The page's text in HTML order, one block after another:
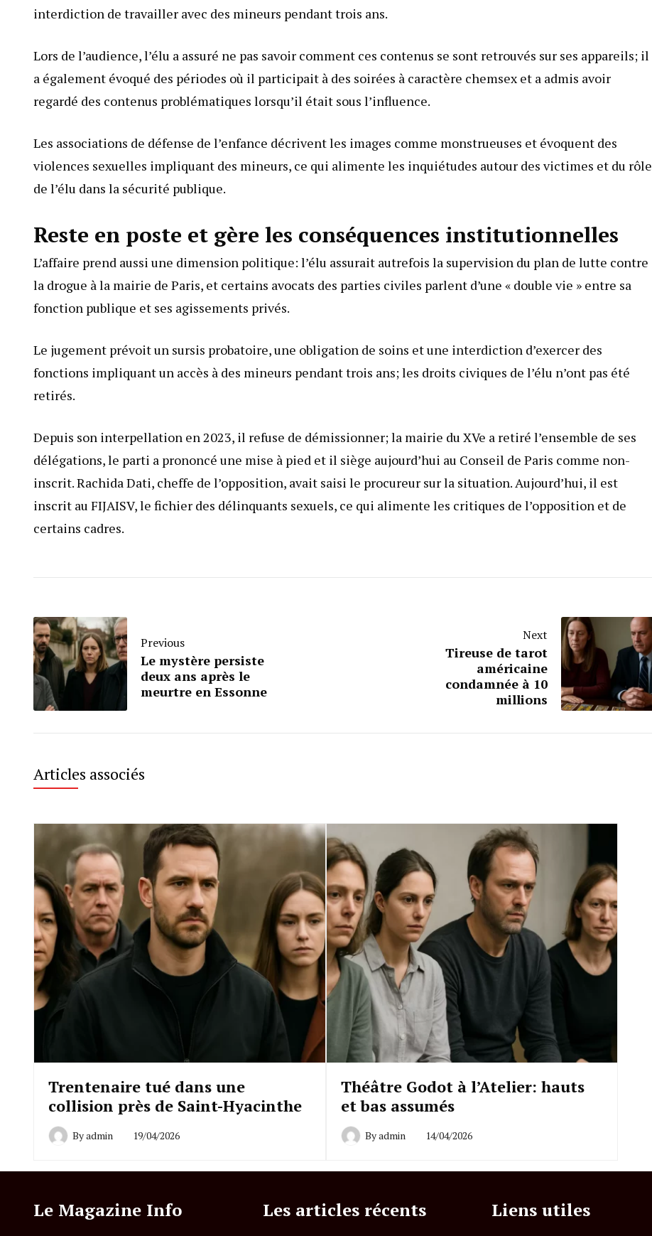
interdiction de travailler avec des mineurs pendant trois ans.
Lors de l’audience, l’élu a assuré ne pas savoir comment ces contenus se sont retrouvés sur ses appareils; il
a également évoqué des périodes où il participait à des soirées à caractère chemsex et a admis avoir
regardé des contenus problématiques lorsqu’il était sous l’influence.
Les associations de défense de l’enfance décrivent les images comme monstrueuses et évoquent des
violences sexuelles impliquant des mineurs, ce qui alimente les inquiétudes autour des victimes et du rôle
de l’élu dans la sécurité publique.
Reste en poste et gère les conséquences institutionnelles
L’affaire prend aussi une dimension politique: l’élu assurait autrefois la supervision du plan de lutte contre
la drogue à la mairie de Paris, et certains avocats des parties civiles parlent d’une « double vie » entre sa
fonction publique et ses agissements privés.
Le jugement prévoit un sursis probatoire, une obligation de soins et une interdiction d’exercer des
fonctions impliquant un accès à des mineurs pendant trois ans; les droits civiques de l’élu n’ont pas été
retirés.
Depuis son interpellation en 2023, il refuse de démissionner; la mairie du XVe a retiré l’ensemble de ses
délégations, le parti a prononcé une mise à pied et il siège aujourd’hui au Conseil de Paris comme non-
inscrit. Rachida Dati, cheffe de l’opposition, avait saisi le procureur sur la situation. Aujourd’hui, il est
inscrit au FIJAISV, le fichier des délinquants sexuels, ce qui alimente les critiques de l’opposition et de
certains cadres.
Previous
Le mystère persiste
deux ans après le
meurtre en Essonne
Next
Tireuse de tarot
américaine
condamnée à 10
millions
Articles associés
Trentenaire tué dans une
collision près de Saint-Hyacinthe
Byadmin 19/04/2026
Théâtre Godot à l’Atelier: hauts
et bas assumés
Byadmin 14/04/2026
Le Magazine Info Les articles récents Liens utiles